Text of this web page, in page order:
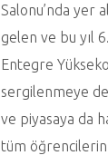
Salonu’nda yer
gelen ve bu yıl
Entegre
sergilenmeye
ve piyasaya da
tüm öğrencilerin